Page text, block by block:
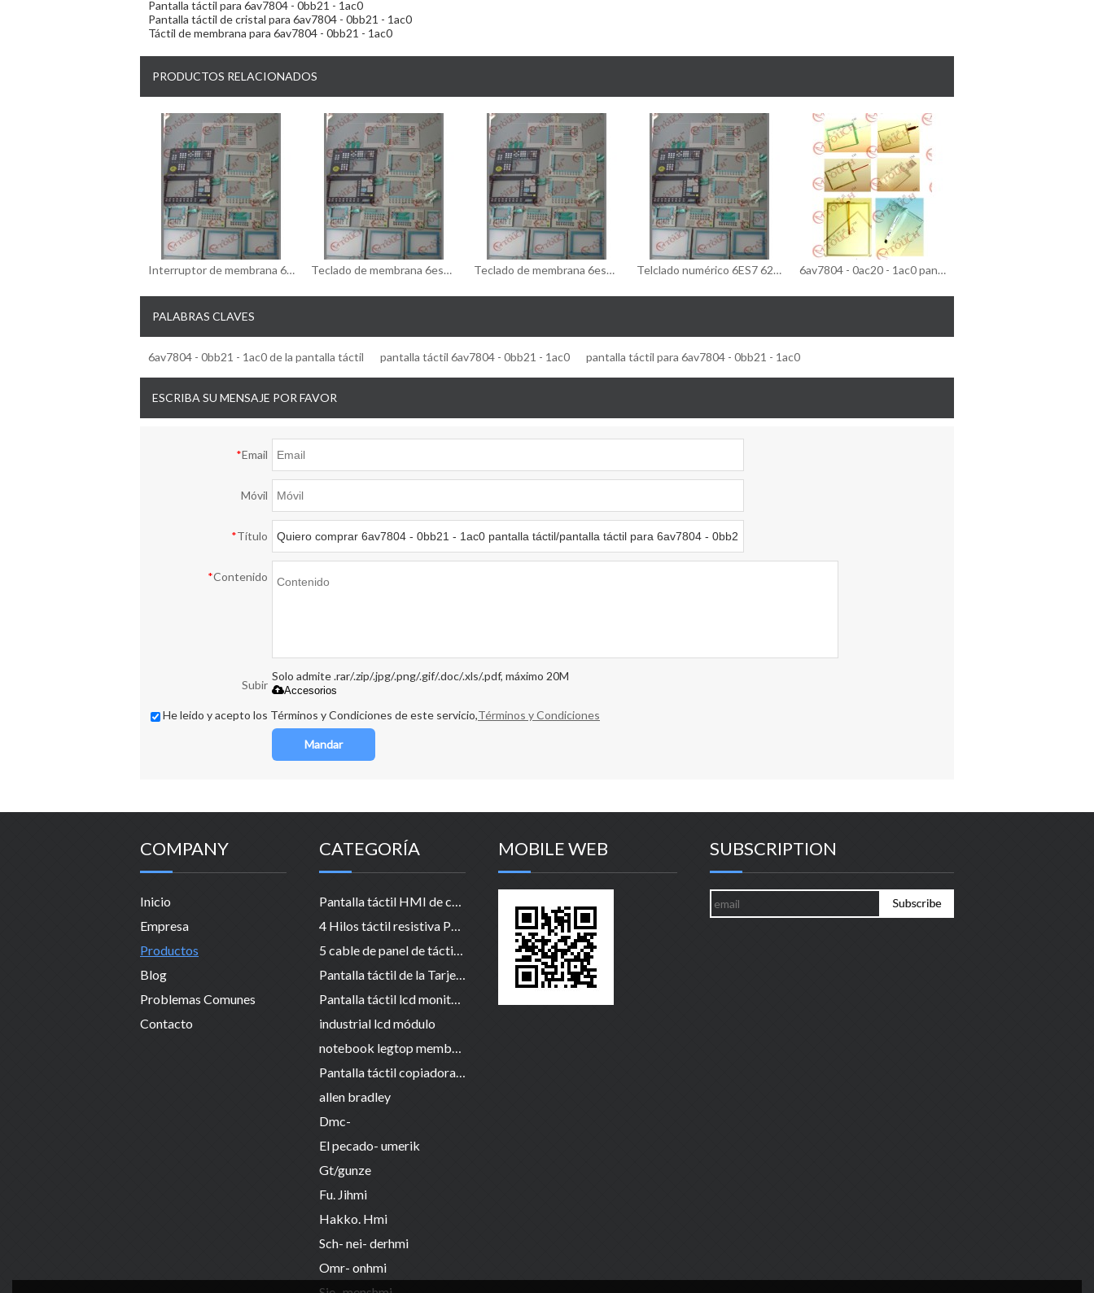
Pantalla táctil para 6av7804 - 0bb21 - 1ac0
Pantalla táctil de cristal para 6av7804 - 0bb21 - 1ac0
Táctil de membrana para 6av7804 - 0bb21 - 1ac0
PRODUCTOS RELACIONADOS
Interruptor de membrana 6ES7626-1DG04-0AE3/6ES7626-1DG04-0AE3 del interruptor de membrana Teclado de membrana 6es7626 - 1dg04 - 0ae3/6es7626 - 1dg04 - 0ae3 teclado de membrana Teclado de membrana 6es7 626 - 1dg02 - 0ae3/6es7 626 - 1dg02 - 0ae3 teclado de membrana Telclado numérico 6ES7 626-1CG02-0AE3 de la membrana/telclado numérico de la membrana de 6ES7 626-1CG02-0AE3 6av7804 - 0ac20 - 1ac0 pantalla táctil/pantalla táctil para 6av7804 - 0ac20 - 1ac0 pc677 19" táctil
PALABRAS CLAVES
6av7804 - 0bb21 - 1ac0 de la pantalla táctil pantalla táctil 6av7804 - 0bb21 - 1ac0 pantalla táctil para 6av7804 - 0bb21 - 1ac0
ESCRIBA SU MENSAJE POR FAVOR
*Email
Móvil
*Título
*Contenido
Subir
Solo admite .rar/.zip/.jpg/.png/.gif/.doc/.xls/.pdf, máximo 20M
Accesorios
He leido y acepto los Términos y Condiciones de este servicio,Términos y Condiciones
Mandar
COMPANY
Inicio
Empresa
Productos
Blog
Problemas Comunes
Contacto
CATEGORÍA
Pantalla táctil HMI de cristal del panel de
4 Hilos táctil resistiva Panel de la Pantalla
5 cable de panel de táctil resistiva
Pantalla táctil de la Tarjeta de Control
Pantalla táctil lcd monitor párrafo pos / industrial / Médico
industrial lcd módulo
notebook legtop membrana táctil del panel de cristal de
Pantalla táctil copiadora fotocopia de cristal membrana
allen bradley
Dmc-
El pecado- umerik
Gt/gunze
Fu. Jihmi
Hakko. Hmi
Sch- nei- derhmi
Omr- onhmi
MOBILE WEB SUBSCRIPTION